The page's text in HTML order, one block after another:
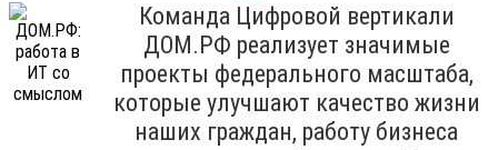
Команда Цифровой вертикали
ДОМ.РФ реализует значимые
проекты федерального масштаба,
которые улучшают качество жизни
наших граждан, работу бизнеса